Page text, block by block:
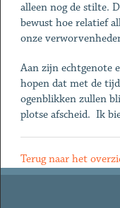
alleen nog de stilte.
bewust hoe relatief
onze
Aan zijn echtgenote
hopen dat met de
ogenblikken zullen
plotse afscheid. Ik
Terug naar het